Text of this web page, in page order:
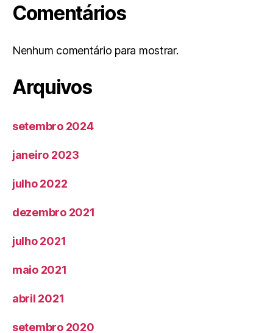
Comentários
Nenhum comentário para mostrar.
Arquivos
setembro 2024
janeiro 2023
julho 2022
dezembro 2021
julho 2021
maio 2021
abril 2021
setembro 2020